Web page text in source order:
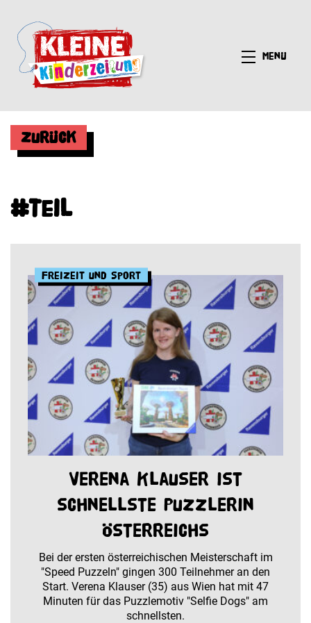
Menü
Zurück
#Teil
Freizeit und Sport
Verena Klauser ist
schnellste Puzzlerin
Österreichs
Bei der ersten österreichischen Meisterschaft im
"Speed Puzzeln" gingen 300 Teilnehmer an den
Start. Verena Klauser (35) aus Wien hat mit 47
Minuten für das Puzzlemotiv "Selfie Dogs" am
schnellsten.